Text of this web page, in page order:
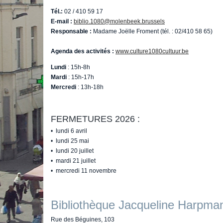
Tél.: 02 / 410 59 17
E-mail : biblio.1080@molenbeek.brussels
Responsable : Madame Joëlle Froment (tél. : 02/410 58 65)
Agenda des activités : www.culture1080cultuur.be
Lundi : 15h-8h
Mardi : 15h-17h
Mercredi : 13h-18h
FERMETURES 2026 :
• lundi 6 avril
• lundi 25 mai
• lundi 20 juillet
• mardi 21 juillet
• mercredi 11 novembre
Bibliothèque Jacqueline
Rue des Béguines, 103